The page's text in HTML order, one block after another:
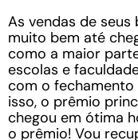
As vendas de
muito bem até
como a maior
escolas e
com o fechamento
isso, o prêmio
chegou em ótima
o prêmio! Vou